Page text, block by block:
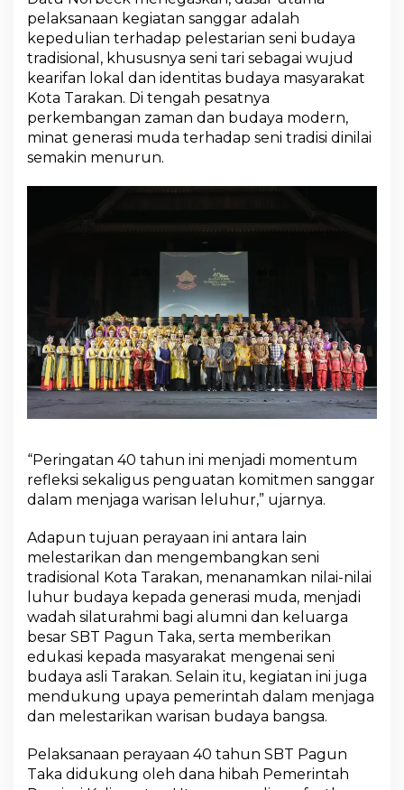
pelaksanaan kegiatan sanggar adalah
kepedulian terhadap pelestarian seni budaya
tradisional, khususnya seni tari sebagai wujud
kearifan lokal dan identitas budaya masyarakat
Kota Tarakan. Di tengah pesatnya
perkembangan zaman dan budaya modern,
minat generasi muda terhadap seni tradisi dinilai
semakin menurun.
“Peringatan 40 tahun ini menjadi momentum
refleksi sekaligus penguatan komitmen sanggar
dalam menjaga warisan leluhur,” ujarnya.
Adapun tujuan perayaan ini antara lain
melestarikan dan mengembangkan seni
tradisional Kota Tarakan, menanamkan nilai-nilai
luhur budaya kepada generasi muda, menjadi
wadah silaturahmi bagi alumni dan keluarga
besar SBT Pagun Taka, serta memberikan
edukasi kepada masyarakat mengenai seni
budaya asli Tarakan. Selain itu, kegiatan ini juga
mendukung upaya pemerintah dalam menjaga
dan melestarikan warisan budaya bangsa.
Pelaksanaan perayaan 40 tahun SBT Pagun
Taka didukung oleh dana hibah Pemerintah